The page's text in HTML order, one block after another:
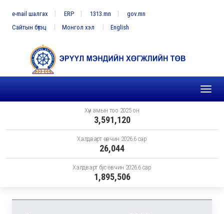
e-mail шалгах ERP 1313.mn
gov.mn
Сайтын бүтэц
Монгол хэл English
Toggle
Хүн амын тоо 2025 он
3,591,120
Халдварт өвчин 2026.6 сар
26,044
Халдварт бус өвчин 2026.6 сар
1,895,506